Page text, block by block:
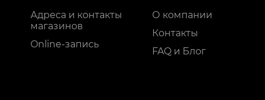
Адреса и контакты
магазинов
Online-запись
О компании
Контакты
FAQ и Блог